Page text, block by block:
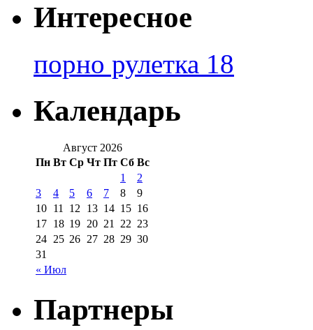
Интересное
порно рулетка 18
Календарь
Август 2026
Пн Вт Ср Чт Пт Сб Вс
« Июл
1
2
3
4 5 6 7 8
9
10 11 12 13 14 15 16
17 18 19 20 21 22 23
24 25 26 27 28 29 30
31
Партнеры